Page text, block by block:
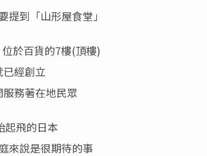
提到「山形屋食堂」
於百貨的7樓(頂樓)
經創立
務著在地民眾
起飛的日本
來說是很期待的事